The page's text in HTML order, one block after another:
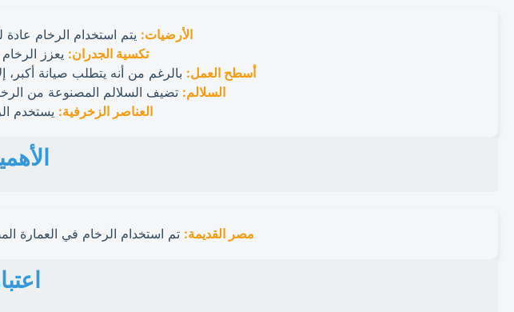
الأرضيات: يتم استخدام الرخام
تكسية الجدران: يعزز
أسطح العمل: بالرغم من أنه يتطلب صيانة
السلالم: تضيف السلالم المصنوعة من
العناصر الزخرفية: يستخدم
مصر القديمة: تم استخدام الرخام في العمارة